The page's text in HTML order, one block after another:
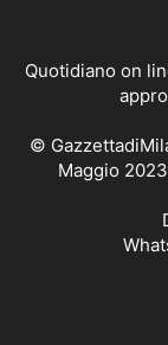
Quotidiano on
©
Maggio